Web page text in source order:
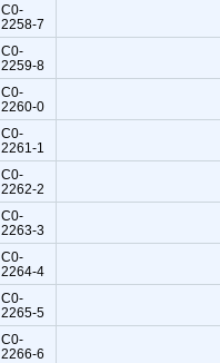
C0-
2258-7
C0-
2259-8
C0-
2260-0
C0-
2261-1
C0-
2262-2
C0-
2263-3
C0-
2264-4
C0-
2265-5
C0-
2266-6